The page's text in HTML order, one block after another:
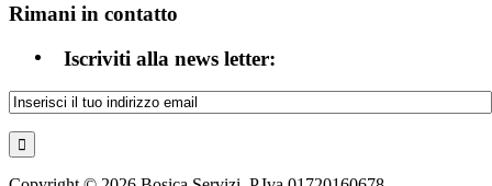
Rimani in contatto
Iscriviti alla news letter: